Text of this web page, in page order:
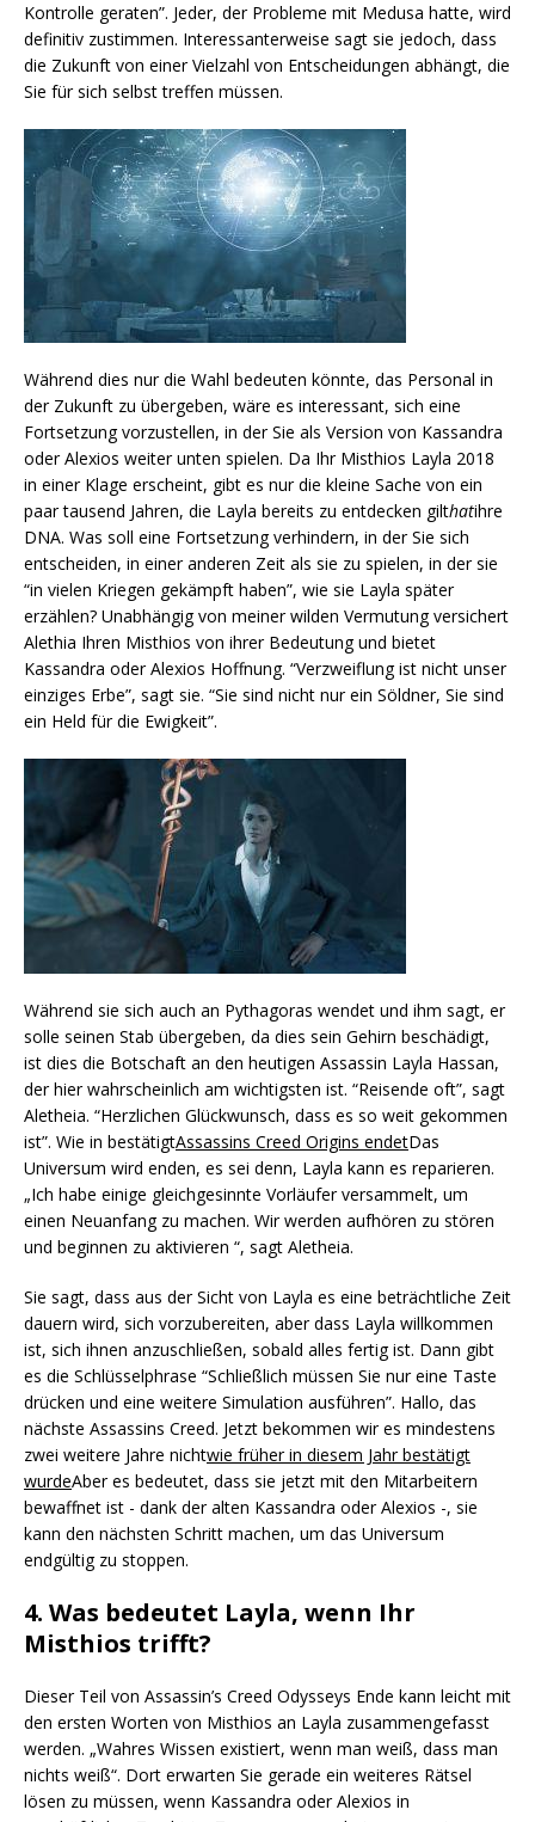
Kontrolle geraten”. Jeder, der Probleme mit Medusa hatte, wird
definitiv zustimmen. Interessanterweise sagt sie jedoch, dass
die Zukunft von einer Vielzahl von Entscheidungen abhängt, die
Sie für sich selbst treffen müssen.
Während dies nur die Wahl bedeuten könnte, das Personal in
der Zukunft zu übergeben, wäre es interessant, sich eine
Fortsetzung vorzustellen, in der Sie als Version von Kassandra
oder Alexios weiter unten spielen. Da Ihr Misthios Layla 2018
in einer Klage erscheint, gibt es nur die kleine Sache von ein
paar tausend Jahren, die Layla bereits zu entdecken gilthatihre
DNA. Was soll eine Fortsetzung verhindern, in der Sie sich
entscheiden, in einer anderen Zeit als sie zu spielen, in der sie
“in vielen Kriegen gekämpft haben”, wie sie Layla später
erzählen? Unabhängig von meiner wilden Vermutung versichert
Alethia Ihren Misthios von ihrer Bedeutung und bietet
Kassandra oder Alexios Hoffnung. “Verzweiflung ist nicht unser
einziges Erbe”, sagt sie. “Sie sind nicht nur ein Söldner, Sie sind
ein Held für die Ewigkeit”.
Während sie sich auch an Pythagoras wendet und ihm sagt, er
solle seinen Stab übergeben, da dies sein Gehirn beschädigt,
ist dies die Botschaft an den heutigen Assassin Layla Hassan,
der hier wahrscheinlich am wichtigsten ist. “Reisende oft”, sagt
Aletheia. “Herzlichen Glückwunsch, dass es so weit gekommen
ist”. Wie in bestätigtAssassins Creed Origins endetDas
Universum wird enden, es sei denn, Layla kann es reparieren.
„Ich habe einige gleichgesinnte Vorläufer versammelt, um
einen Neuanfang zu machen. Wir werden aufhören zu stören
und beginnen zu aktivieren “, sagt Aletheia.
Sie sagt, dass aus der Sicht von Layla es eine beträchtliche Zeit
dauern wird, sich vorzubereiten, aber dass Layla willkommen
ist, sich ihnen anzuschließen, sobald alles fertig ist. Dann gibt
es die Schlüsselphrase “Schließlich müssen Sie nur eine Taste
drücken und eine weitere Simulation ausführen”. Hallo, das
nächste Assassins Creed. Jetzt bekommen wir es mindestens
zwei weitere Jahre nichtwie früher in diesem Jahr bestätigt
wurdeAber es bedeutet, dass sie jetzt mit den Mitarbeitern
bewaffnet ist - dank der alten Kassandra oder Alexios -, sie
kann den nächsten Schritt machen, um das Universum
endgültig zu stoppen.
4. Was bedeutet Layla, wenn Ihr
Misthios trifft?
Dieser Teil von Assassin’s Creed Odysseys Ende kann leicht mit
den ersten Worten von Misthios an Layla zusammengefasst
werden. „Wahres Wissen existiert, wenn man weiß, dass man
nichts weiß“. Dort erwarten Sie gerade ein weiteres Rätsel
lösen zu müssen, wenn Kassandra oder Alexios in